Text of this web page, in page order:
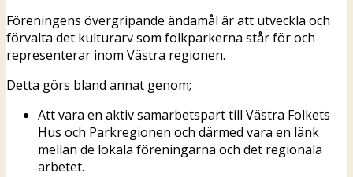
Föreningens övergripande ändamål är att utveckla och
förvalta det kulturarv som folkparkerna står för och
representerar inom Västra regionen.
Detta görs bland annat genom;
Att vara en aktiv samarbetspart till Västra Folkets
Hus och Parkregionen och därmed vara en länk
mellan de lokala föreningarna och det regionala
arbetet.